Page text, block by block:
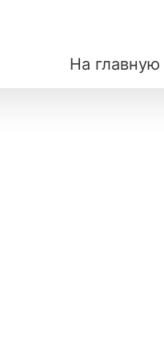
На главную